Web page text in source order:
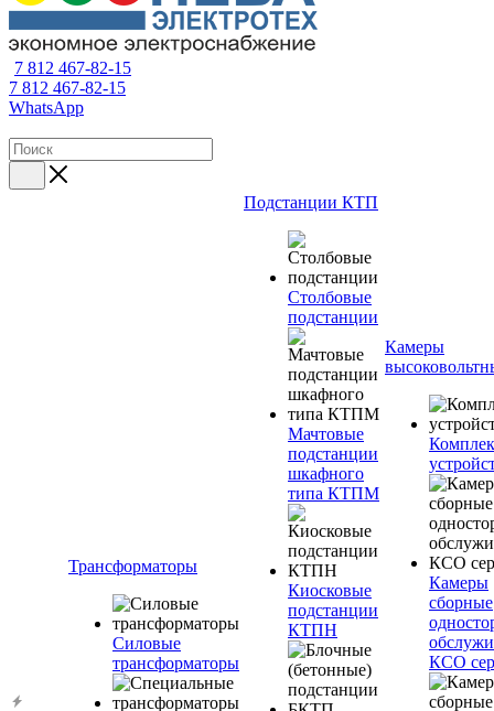
7 812 467-82-15
7 812 467-82-15
WhatsApp
Трансформаторы
Силовые
трансформаторы
Подстанции КТП
Столбовые
подстанции
Мачтовые
подстанции
шкафного
типа КТПМ
Киосковые
подстанции
КТПН
Камеры
Камеры
сборные
КСО